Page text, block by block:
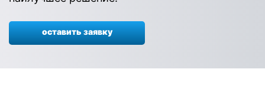
оставить заявку